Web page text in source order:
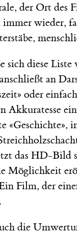
der Ort des
wieder,
sich diese
an
oder
Akkuratesse
«Geschichte»,
das HD-Bild
Möglichkeit
Film, der
die